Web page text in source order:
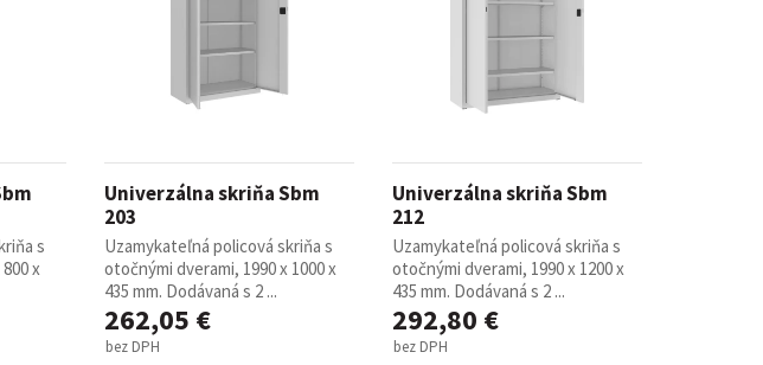
s
x
Univerzálna skriňa Sbm
203
Uzamykateľná policová skriňa s
otočnými dverami, 1990 x 1000 x
435 mm. Dodávaná s 2 ...
262,05 €
bez DPH
Univerzálna skriňa Sbm
212
Uzamykateľná policová skriňa s
otočnými dverami, 1990 x 1200 x
435 mm. Dodávaná s 2 ...
292,80 €
bez DPH